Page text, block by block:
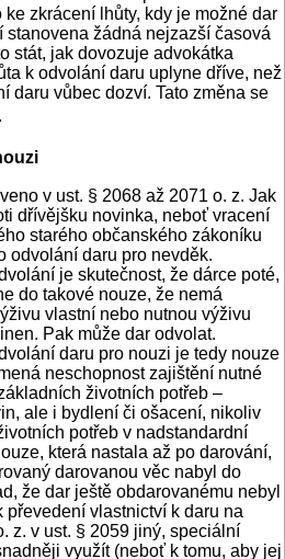
zkrácení lhůty, kdy je možné dar
žádná nejzazší časová
stát, jak dovozuje advokátka
k odvolání daru uplyne dříve, než
daru vůbec dozví. Tato změna se
v ust. § 2068 až 2071 o. z. Jak
dřívějšku novinka, neboť vracení
starého občanského zákoníku
odvolání daru pro nevděk.
je skutečnost, že dárce poté,
do takové nouze, že nemá
vlastní nebo nutnou výživu
Pak může dar odvolat.
daru pro nouzi je tedy nouze
neschopnost zajištění nutné
životních potřeb –
ale i bydlení či ošacení, nikoliv
potřeb v nadstandardní
která nastala až po darování,
darovanou věc nabyl do
že dar ještě obdarovanému nebyl
vlastnictví k daru na
z. v ust. § 2059 jiný, speciální
využít (neboť k tomu, aby jej